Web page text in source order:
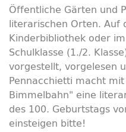
Öffentliche Gärten und
literarischen Orten. Auf
Kinderbibliothek oder
Schulklasse (1./2.
vorgestellt, vorgelesen
Pennacchietti macht
Bimmelbahn" eine
des 100. Geburtstags
einsteigen bitte!